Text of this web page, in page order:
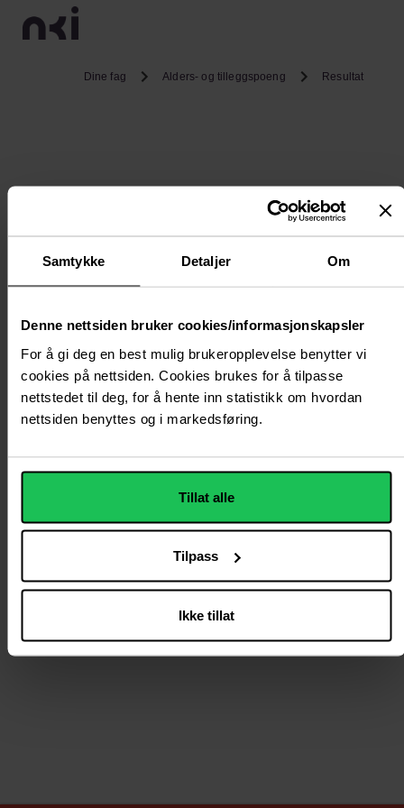
Samtykke Detaljer Om
Denne nettsiden bruker cookies/informasjonskapsler
For å gi deg en best mulig brukeropplevelse benytter vi
cookies på nettsiden. Cookies brukes for å tilpasse
nettstedet til deg, for å hente inn statistikk om hvordan
nettsiden benyttes og i markedsføring.
Tillat alle
Tilpass
Ikke tillat
Dine fag Alders- og tilleggspoeng Resultat